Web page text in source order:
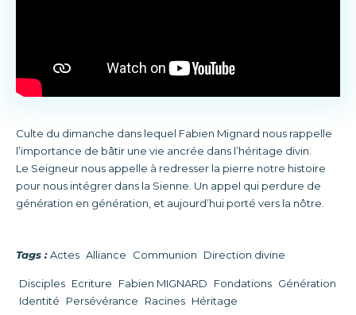
Culte du dimanche dans lequel Fabien Mignard nous rappelle
l’importance de bâtir une vie ancrée dans l’héritage divin.
Le Seigneur nous appelle à redresser la pierre notre histoire
pour nous intégrer dans la Sienne. Un appel qui perdure de
génération en génération, et aujourd’hui porté vers la nôtre.
Tags : Actes Alliance Communion Direction divine
Disciples Ecriture Fabien MIGNARD Fondations Génération
Identité
Persévérance Racines Héritage